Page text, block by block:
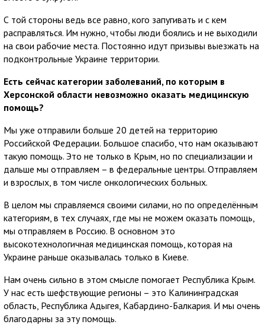
С той стороны ведь все равно, кого запугивать и с кем
расправляться. Им нужно, чтобы люди боялись и не выходили
на свои рабочие места. Постоянно идут призывы выезжать на
подконтрольные Украине территории.
Есть сейчас категории заболеваний, по которым в
Херсонской области невозможно оказать медицинскую
помощь?
Мы уже отправили больше 20 детей на территорию
Российской Федерации. Большое спасибо, что нам оказывают
такую помощь. Это не только в Крым, но по специализации и
дальше мы отправляем – в федеральные центры. Отправляем
и взрослых, в том числе онкологических больных.
В целом мы справляемся своими силами, но по определённым
категориям, в тех случаях, где мы не можем оказать помощь,
мы отправляем в Россию. В основном это
высокотехнологичная медицинская помощь, которая на
Украине раньше оказывалась только в Киеве.
Нам очень сильно в этом смысле помогает Республика Крым.
У нас есть шефствующие регионы – это Калининградская
область, Республика Адыгея, Кабардино-Балкария. И мы очень
благодарны за эту помощь.